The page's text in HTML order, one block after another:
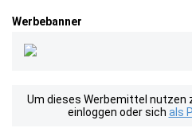
Werbebanner
Um dieses Werbemittel nutzen
einloggen oder sich als